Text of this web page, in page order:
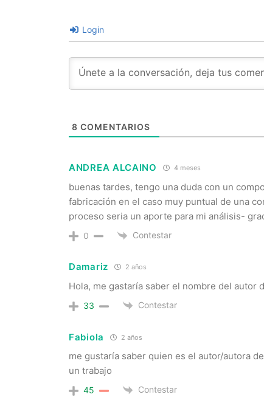
Login
8 COMENTARIOS
ANDREA ALCAINO 4 meses
buenas tardes, tengo una duda con un
fabricación en el caso muy puntual de una
proceso seria un aporte para mi análisis-
0 Contestar
Damariz 2 años
Hola, me gastaría saber el nombre del autor
33 Contestar
Fabiola 2 años
me gustaría saber quien es el autor/autora
un trabajo
45 Contestar